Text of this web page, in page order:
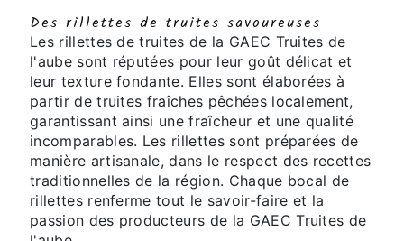
Des rillettes de truites savoureuses
Les rillettes de truites de la GAEC Truites de
l'aube sont réputées pour leur goût délicat et
leur texture fondante. Elles sont élaborées à
partir de truites fraîches pêchées localement,
garantissant ainsi une fraîcheur et une qualité
incomparables. Les rillettes sont préparées de
manière artisanale, dans le respect des recettes
traditionnelles de la région. Chaque bocal de
rillettes renferme tout le savoir-faire et la
passion des producteurs de la GAEC Truites de